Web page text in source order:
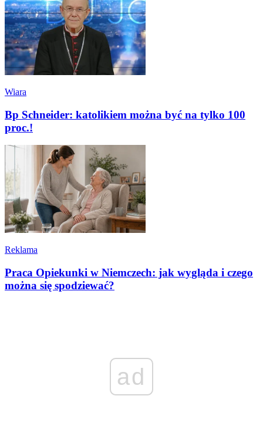
Wiara
Bp Schneider: katolikiem można być na tylko 100
proc.!
Reklama
Praca Opiekunki w Niemczech: jak wygląda i czego
można się spodziewać?
ad